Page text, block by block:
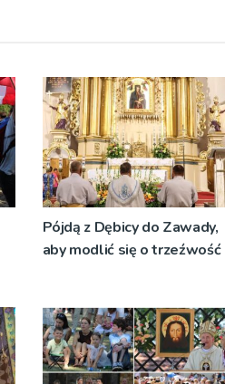
Pójdą z Dębicy do Zawady,
aby modlić się o trzeźwość